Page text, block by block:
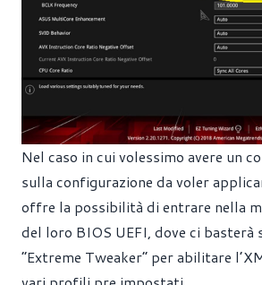
Nel caso in cui volessimo avere un
sulla configurazione da voler
offre la possibilità di entrare nella
del loro BIOS UEFI, dove ci basterà
“Extreme Tweaker” per abilitare